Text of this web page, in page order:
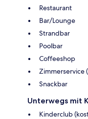
Restaurant
Bar/Lounge
Strandbar
Poolbar
Coffeeshop
Zimmerservice
Snackbar
Unterwegs mit
Kinderclub